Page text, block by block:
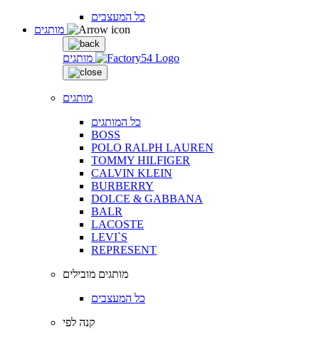
כל המעצבים
מותגים
מותגים
כל המותגים
BOSS
POLO RALPH LAUREN
TOMMY HILFIGER
CALVIN KLEIN
BURBERRY
DOLCE & GABBANA
BALR
LACOSTE
LEVI`S
REPRESENT
מותגים מובילים
כל המעצבים
קנה לפי